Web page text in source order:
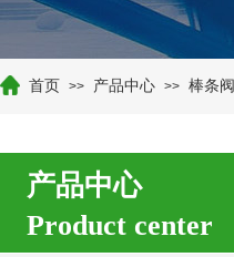
首页 >> 产品中心 >> 棒条阀
产品中心
Product center